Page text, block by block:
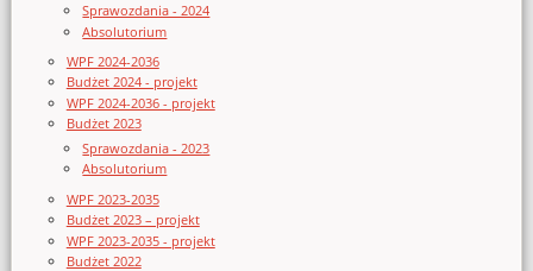
Sprawozdania - 2024
Absolutorium
WPF 2024-2036
Budżet 2024 - projekt
WPF 2024-2036 - projekt
Budżet 2023
Sprawozdania - 2023
Absolutorium
WPF 2023-2035
Budżet 2023 – projekt
WPF 2023-2035 - projekt
Budżet 2022